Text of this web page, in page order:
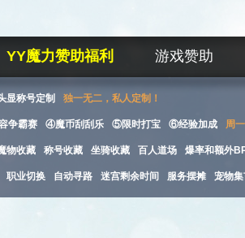
YY魔力赞助福利 游戏赞助
显称号定制 独一无二，私人定制！
争霸赛 ④魔币刮刮乐 ⑤限时打宝 ⑥经验加成 周
物收藏 称号收藏 坐骑收藏 百人道场 爆率和额外
职业切换 自动寻路 迷宫剩余时间 服务摆摊 宠物